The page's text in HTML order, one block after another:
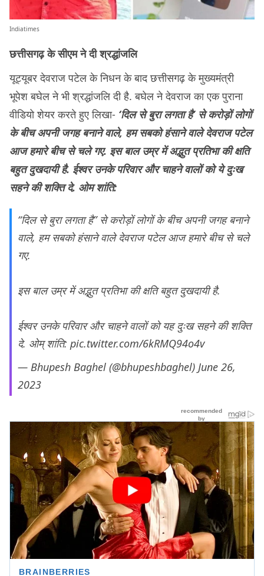
Indiatimes
छत्तीसगढ़ के सीएम ने दी श्रद्धांजलि
यूट्यूबर देवराज पटेल के निधन के बाद छत्तीसगढ़ के मुख्यमंत्री
भूपेश बघेल ने भी श्रद्धांजलि दी है. बघेल ने देवराज का एक पुराना
वीडियो शेयर करते हुए लिखा- ‘दिल से बुरा लगता है’ से करोड़ों लोगों
के बीच अपनी जगह बनाने वाले, हम सबको हंसाने वाले देवराज पटेल
आज हमारे बीच से चले गए. इस बाल उम्र में अद्भुत प्रतिभा की क्षति
बहुत दुखदायी है. ईश्वर उनके परिवार और चाहने वालों को ये दुःख
सहने की शक्ति दे. ओम शांति:
“दिल से बुरा लगता है” से करोड़ों लोगों के बीच अपनी जगह बनाने
वाले, हम सबको हंसाने वाले देवराज पटेल आज हमारे बीच से चले
गए.
इस बाल उम्र में अद्भुत प्रतिभा की क्षति बहुत दुखदायी है.
ईश्वर उनके परिवार और चाहने वालों को यह दुःख सहने की शक्ति
दे. ओम् शांति: pic.twitter.com/6kRMQ94o4v
— Bhupesh Baghel (@bhupeshbaghel) June 26,
2023